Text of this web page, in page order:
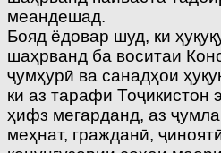
меандешад.
Бояд ёдовар шуд, ки
шаҳрванд ба воситаи
ҷумҳурӣ ва санадҳои
ки аз тарафи
ҳифз мегарданд, аз
меҳнат, гражданӣ,